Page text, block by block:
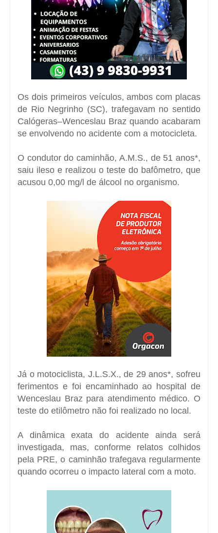
Os dois primeiros veículos, ambos com placas
de Rio Negrinho (SC), trafegavam no sentido
Calógeras–Wenceslau Braz quando acabaram
se envolvendo no acidente com a motocicleta.
O condutor do caminhão, A.M.S., de 51 anos*,
saiu ileso e realizou o teste do bafômetro, que
acusou 0,00 mg/l de álcool no organismo.
Já o motociclista, J.L.S.X., de 29 anos*, sofreu
ferimentos e foi encaminhado ao hospital de
Wenceslau Braz para atendimento médico. O
teste do etilômetro não foi realizado no local.
A dinâmica exata do acidente ainda será
investigada, mas, conforme relatos colhidos
pela PRE, o caminhão trafegava regularmente
quando ocorreu o impacto lateral com a moto.